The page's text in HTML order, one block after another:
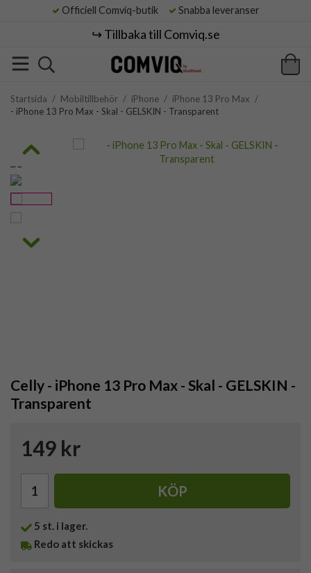
Officiell Comviq-butik Snabba leveranser
↪️ Tillbaka till Comviq.se
Startsida / Mobiltillbehör / iPhone / iPhone 13 Pro Max /
- iPhone 13 Pro Max - Skal - GELSKIN - Transparent
Celly - iPhone 13 Pro Max - Skal - GELSKIN -
Transparent
149 kr
KÖP
5 st. i lager.
Redo att skickas